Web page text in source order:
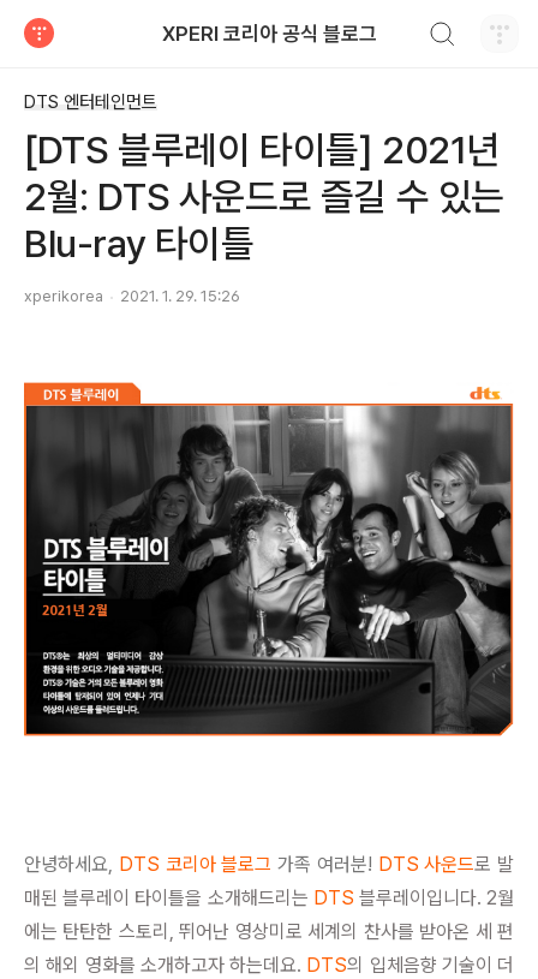
XPERI 코리아 공식 블로그
DTS 엔터테인먼트
[DTS 블루레이 타이틀] 2021년
2월: DTS 사운드로 즐길 수 있는
Blu-ray 타이틀
xperikorea 2021. 1. 29. 15:26
안녕하세요, DTS 코리아 블로그 가족 여러분! DTS 사운드로 발
매된 블루레이 타이틀을 소개해드리는 DTS 블루레이입니다.2월
에는 탄탄한 스토리, 뛰어난 영상미로 세계의 찬사를 받아온 세 편
의 해외 영화를 소개하고자 하는데요. DTS의 입체음향 기술이 더